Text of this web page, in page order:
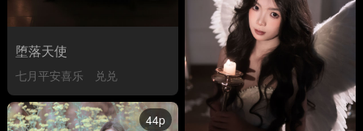
堕落天使
七月平安喜乐 兑兑
44p